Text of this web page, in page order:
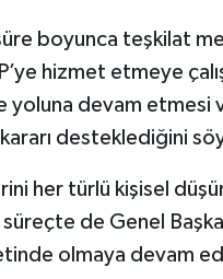
boyunca teşkilat
hizmet etmeye
yoluna devam etmesi
kararı desteklediğini
her türlü kişisel
de Genel
olmaya devam